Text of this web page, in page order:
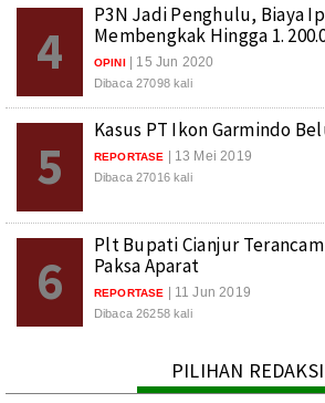
4
P3N Jadi Penghulu, Biaya
Membengkak Hingga 1.
OPINI | 15 Jun 2020
Dibaca 27098 kali
5
Kasus PT Ikon Garmindo
REPORTASE | 13 Mei 2019
Dibaca 27016 kali
6
Plt Bupati Cianjur
Paksa Aparat
REPORTASE | 11 Jun 2019
Dibaca 26258 kali
PILIHAN REDAKSI